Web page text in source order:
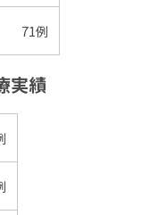
71例
実績